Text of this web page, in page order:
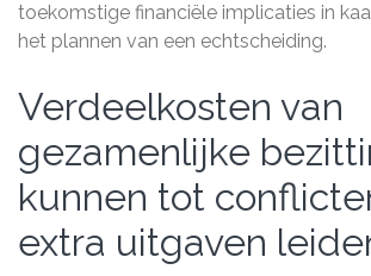
toekomstige financiële implicaties in
het plannen van een echtscheiding.
Verdeelkosten van
gezamenlijke
kunnen tot
extra uitgaven